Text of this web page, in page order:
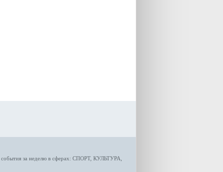
события за неделю в сферах: СПОРТ, КУЛЬТУРА,